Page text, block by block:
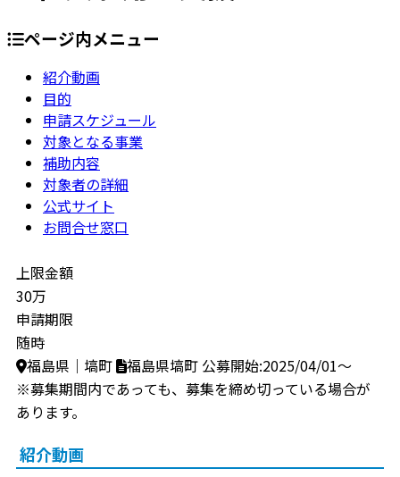
ページ内メニュー
紹介動画
目的
申請スケジュール
対象となる事業
補助内容
対象者の詳細
公式サイト
お問合せ窓口
上限金額
30万
申請期限
随時
福島県｜塙町
福島県塙町 公募開始:2025/04/01～
※募集期間内であっても、募集を締め切っている場合が
あります。
紹介動画